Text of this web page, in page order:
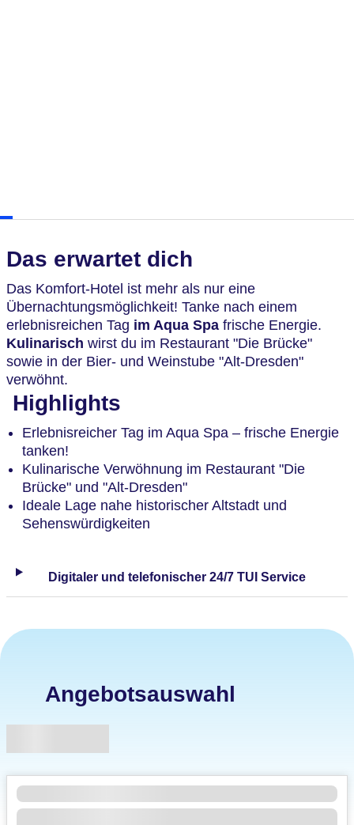
Das erwartet dich
Das Komfort-Hotel ist mehr als nur eine
Übernachtungsmöglichkeit! Tanke nach einem
erlebnisreichen Tag im Aqua Spa frische Energie.
Kulinarisch wirst du im Restaurant "Die Brücke"
sowie in der Bier- und Weinstube "Alt-Dresden"
verwöhnt.
Highlights
Erlebnisreicher Tag im Aqua Spa – frische Energie
tanken!
Kulinarische Verwöhnung im Restaurant "Die
Brücke" und "Alt-Dresden"
Ideale Lage nahe historischer Altstadt und
Sehenswürdigkeiten
Digitaler und telefonischer 24/7 TUI Service
Angebotsauswahl